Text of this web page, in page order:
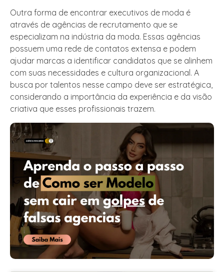
Outra forma de encontrar executivos de moda é
através de agências de recrutamento que se
especializam na indústria da moda. Essas agências
possuem uma rede de contatos extensa e podem
ajudar marcas a identificar candidatos que se alinhem
com suas necessidades e cultura organizacional. A
busca por talentos nesse campo deve ser estratégica,
considerando a importância da experiência e da visão
criativa que esses profissionais trazem.